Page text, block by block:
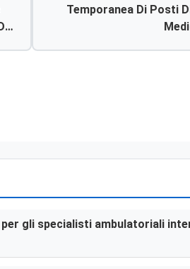
Temporanea Di Posti
per gli specialisti ambulatoriali